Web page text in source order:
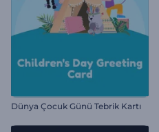
Dünya Çocuk Günü Tebrik Kartı